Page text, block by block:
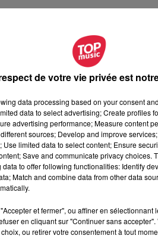
leur "Bib gourmand" cette
couvent à Leutenheim et L'Ami Fritz
janvier. Et
le Guide Michelin
de votre vie privée est
data processing based on your consent
data to select advertising; Create profiles
advertising performance; Measure content
sources; Develop and improve
limited data to select content; Ensure
Save and communicate privacy choices.
to offer following functionalities: Identify
Match and combine data from other data
et fermer", ou affiner en
en cliquant sur "Continuer sans
ou retirer votre consentement à tout